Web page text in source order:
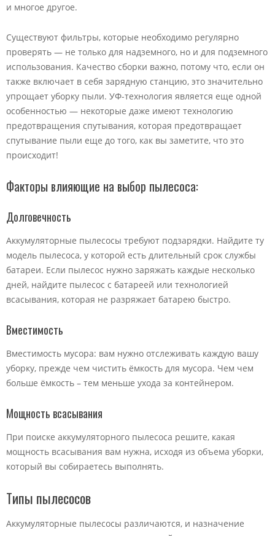
и многое другое.
Существуют фильтры, которые необходимо регулярно
проверять — не только для надземного, но и для подземного
использования. Качество сборки важно, потому что, если он
также включает в себя зарядную станцию, это значительно
упрощает уборку пыли. УФ-технология является еще одной
особенностью — некоторые даже имеют технологию
предотвращения спутывания, которая предотвращает
спутывание пыли еще до того, как вы заметите, что это
происходит!
Факторы влияющие на выбор пылесоса:
Долговечность
Аккумуляторные пылесосы требуют подзарядки. Найдите ту
модель пылесоса, у которой есть длительный срок службы
батареи. Если пылесос нужно заряжать каждые несколько
дней, найдите пылесос с батареей или технологией
всасывания, которая не разряжает батарею быстро.
Вместимость
Вместимость мусора: вам нужно отслеживать каждую вашу
уборку, прежде чем чистить ёмкость для мусора. Чем чем
больше ёмкость – тем меньше ухода за контейнером.
Мощность всасывания
При поиске аккумуляторного пылесоса решите, какая
мощность всасывания вам нужна, исходя из объема уборки,
который вы собираетесь выполнять.
Типы пылесосов
Аккумуляторные пылесосы различаются, и назначение